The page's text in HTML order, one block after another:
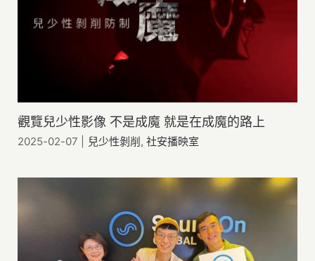
觀覽兒少性影像 不是成魔 就是在成魔的路上
2025-02-07 兒少性剝削,社安播映室